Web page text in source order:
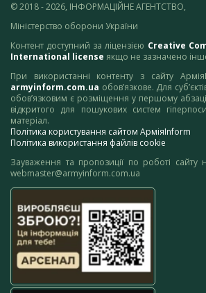
© 2018 - 2026, ІНФОРМАЦІЙНЕ АГЕНТСТВО,
Міністерство оборони України
Контент доступний за ліцензією Creative
International license якщо не зазначено
При використанні контенту з сайту
armyinform.com.ua обов’язкове. Для
обов’язковим є розміщення у першому
відкритого для пошукових систем
матеріал.
Політика користування сайтом АрміяInform
Політика використання файлів cookie
Зауваження та пропозиції по роботі сайту
webmaster@armyinform.com.ua